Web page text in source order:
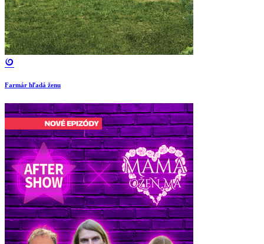
Farmár hľadá ženu